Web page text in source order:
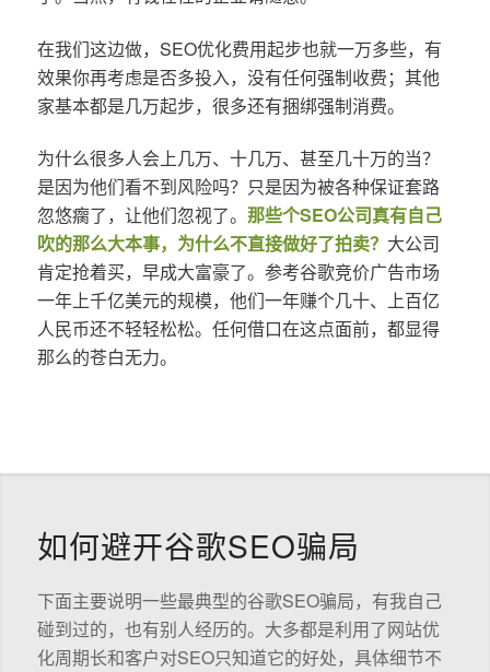
在我们这边做，SEO优化费用起步也就一万多些，有
效果你再考虑是否多投入，没有任何强制收费；其他
家基本都是几万起步，很多还有捆绑强制消费。
为什么很多人会上几万、十几万、甚至几十万的当？
是因为他们看不到风险吗？只是因为被各种保证套路
忽悠瘸了，让他们忽视了。 那些个SEO公司真有自己
吹的那么大本事，为什么不直接做好了拍卖？ 大公司
肯定抢着买，早成大富豪了。参考谷歌竞价广告市场
一年上千亿美元的规模，他们一年赚个几十、上百亿
人民币还不轻轻松松。任何借口在这点面前，都显得
那么的苍白无力。
如何避开谷歌SEO骗局
下面主要说明一些最典型的谷歌SEO骗局，有我自己
碰到过的，也有别人经历的。大多都是利用了网站优
化周期长和客户对SEO只知道它的好处，具体细节不